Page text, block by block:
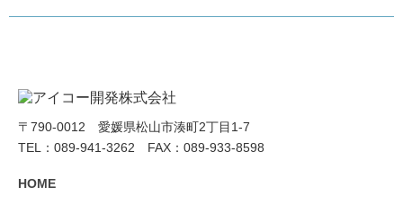
〒790-0012 愛媛県松山市湊町2丁目1-7
TEL：089-941-3262 FAX：089-933-8598
HOME